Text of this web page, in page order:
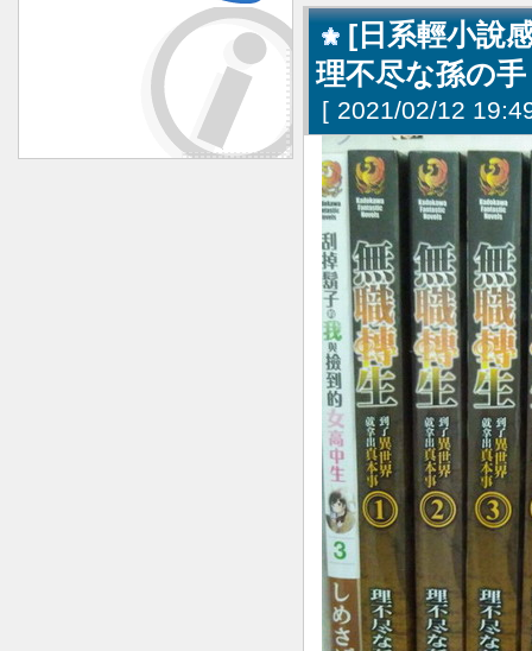
[日系輕小說
理不尽な孫の手
[ 2021/02/12